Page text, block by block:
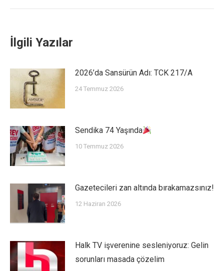
İlgili Yazılar
2026’da Sansürün Adı: TCK 217/A
24 Temmuz 2026
Sendika 74 Yaşında
10 Temmuz 2026
Gazetecileri zan altında bırakamazsınız!
12 Haziran 2026
Halk TV işverenine sesleniyoruz: Gelin
sorunları masada çözelim